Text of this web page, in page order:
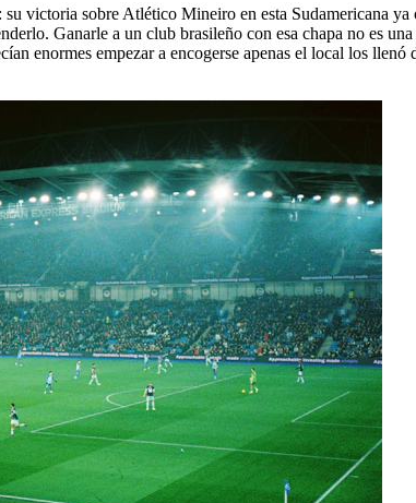
victoria sobre Atlético Mineiro en esta Sudamericana
Ganarle a un club brasileño con esa chapa no es
enormes empezar a encogerse apenas el local los